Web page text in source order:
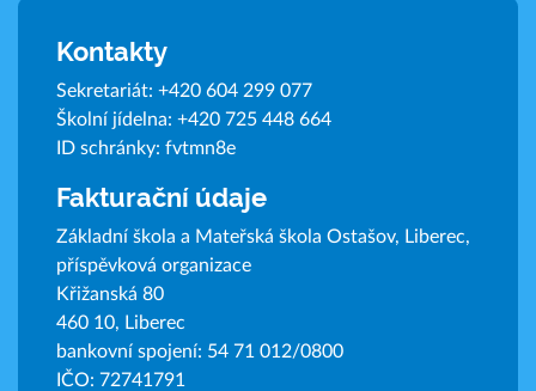
Kontakty
Sekretariát: +420 604 299 077
Školní jídelna: +420 725 448 664
ID schránky: fvtmn8e
Fakturační údaje
Základní škola a Mateřská škola Ostašov, Liberec,
příspěvková organizace
Křižanská 80
460 10, Liberec
bankovní spojení: 54 71 012/0800
IČO: 72741791